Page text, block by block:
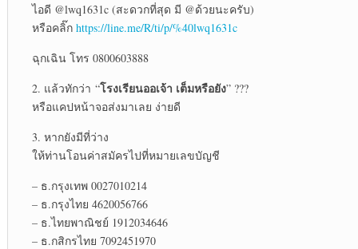
ไอดี @lwq1631c (สะดวกที่สุด มี @ด้วยนะครับ)
หรือคลิ๊ก https://line.me/R/ti/p/%40lwq1631c
ฉุกเฉิน โทร 0800603888
2. แล้วทักว่า “โรงเรียนออเจ้า เต็มหรือยัง” ???
หรือแคปหน้าจอส่งมาเลย ง่ายดี
3. หากยังมีที่ว่าง
ให้ท่านโอนค่าสมัครไปที่หมายเลขบัญชี
– ธ.กรุงเทพ 0027010214
– ธ.กรุงไทย 4620056766
– ธ.ไทยพาณิชย์ 1912034646
– ธ.กสิกรไทย 7092451970